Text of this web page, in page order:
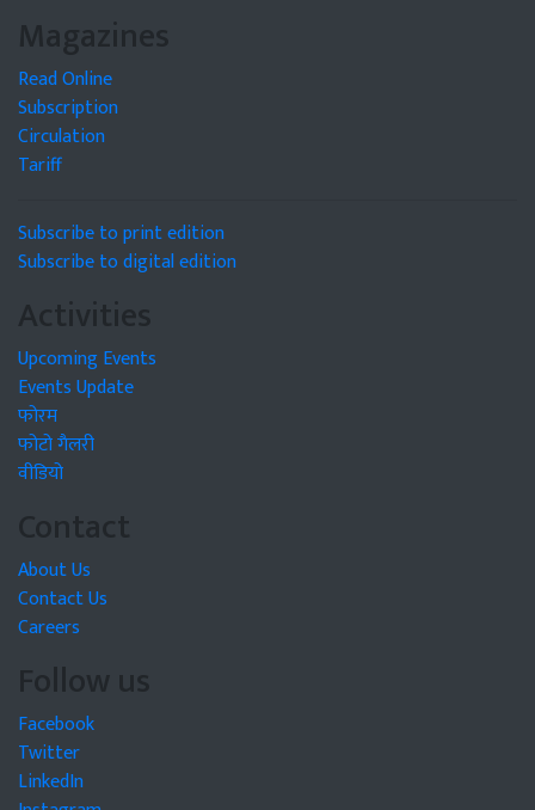
Magazines
Read Online
Subscription
Circulation
Tariff
Subscribe to print edition
Subscribe to digital edition
Activities
Upcoming Events
Events Update
फोरम
फोटो गैलरी
वीडियो
Contact
About Us
Contact Us
Careers
Follow us
Facebook
Twitter
LinkedIn